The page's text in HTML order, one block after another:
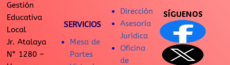
Gestión
Educativa
Local
Jr. Atalaya
N° 1280 –
SERVICIOS
Mesa de
Partes
Dirección
Asesoría
Jurídica
Oficina
de
SÍGUENOS